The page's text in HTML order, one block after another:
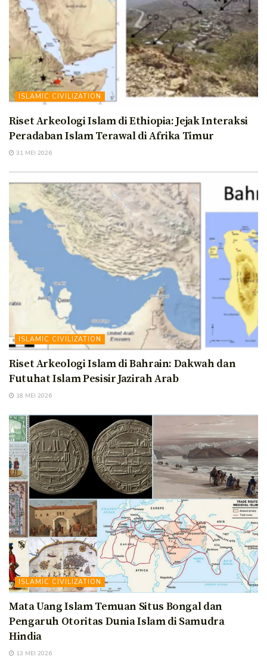
ISLAMIC CIVILIZATION
Riset Arkeologi Islam di Ethiopia: Jejak Interaksi
Peradaban Islam Terawal di Afrika Timur
31 MEI 2026
ISLAMIC CIVILIZATION
Riset Arkeologi Islam di Bahrain: Dakwah dan
Futuhat Islam Pesisir Jazirah Arab
18 MEI 2026
ISLAMIC CIVILIZATION
Mata Uang Islam Temuan Situs Bongal dan
Pengaruh Otoritas Dunia Islam di Samudra
Hindia
13 MEI 2026